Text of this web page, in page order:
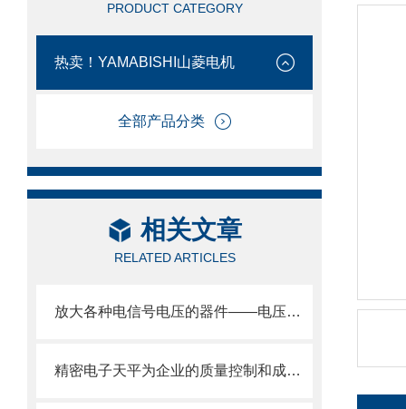
PRODUCT CATEGORY
热卖！YAMABISHI山菱电机
全部产品分类
相关文章
RELATED ARTICLES
放大各种电信号电压的器件——电压放大器
精密电子天平为企业的质量控制和成本核算提供了可靠的依据